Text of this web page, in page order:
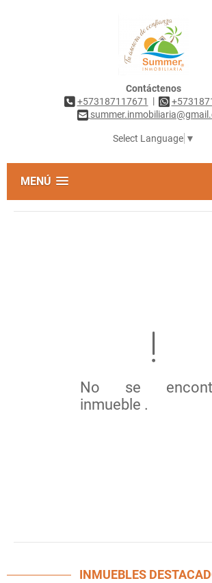
Contáctenos
+573187117671
|
Select Language ▼
MENÚ
No se
inmueble .
INMUEBLES